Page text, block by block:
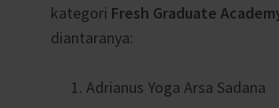
kategori Fresh Graduate
diantaranya:
Adrianus Yoga Arsa Sadana